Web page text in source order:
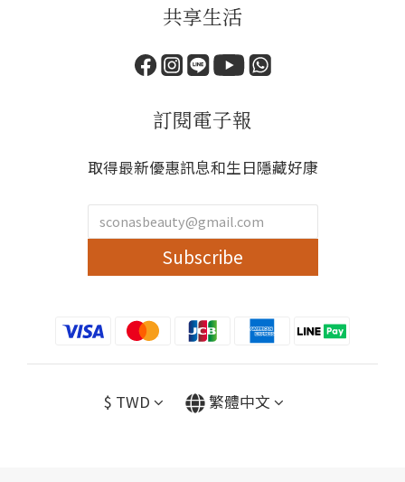
共享生活
訂閱電子報
取得最新優惠訊息和生日隱藏好康
Subscribe
$ TWD 繁體中文